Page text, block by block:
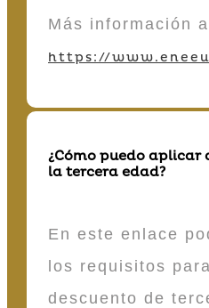
Más información
https://
¿Cómo puedo aplicar
la tercera edad?
En este enlace
los requisitos
descuento de